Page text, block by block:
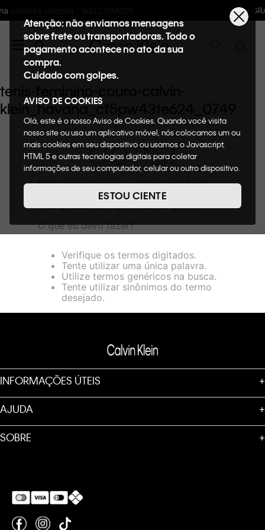
Frete GRÁTIS nas compras acima
Atenção: não enviamos mensagens
sobre frete ou transportadoras. Todo o
pagamento acontece no ato da sua
compra.
Cuidado com golpes.
AVISO DE COOKIES
Olá, este é o nosso Aviso de Cookies. Quando você visita
nosso site ou usa um aplicativo móvel, nós colocamos um ou
mais cookies em seu dispositivo ou usamos o Javascript,
HTML 5 e outras tecnologias digitais para coletar
informações de seu computador, celular ou outro dispositivo.
de cookies, informaremos quais cookies usaremos e quais
suas funções. A forma como processamos os dados
nosso Aviso de Privacidade. Quando você visita nosso site,
fornecer a você toda a funcionalidade do site, incluindo,
entre outros, a capacidade de comprar um item em nossa
loja virtual. Para maiores informações sobre o nosso aviso de
Cookies acesse o link.
ESTOU CIENTE
tenis-feminino-couro-calvin-
klein_havana_cf5pw43te624_0749
OOPS!
Não encontramos nenhum resultado
tenis-feminino-couro-calvin-
klein_havana_cf5pw43te624_0749"
O que eu devo fazer?
Verifique os termos digitados.
Tente utilizar uma única palavra.
Utilize termos genéricos na busca.
Tente utilizar sinônimos do termo
desejado.
INFORMAÇÕES ÚTEIS +
AJUDA +
SOBRE +